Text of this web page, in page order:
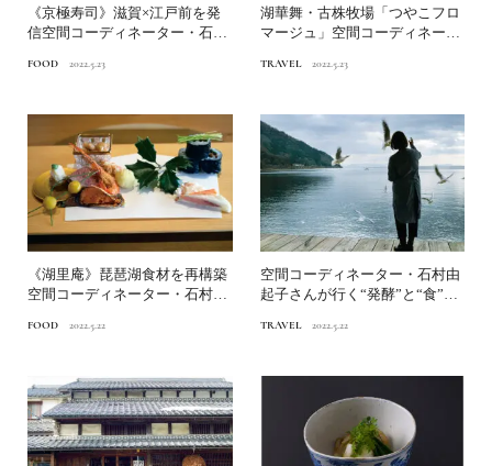
《京極寿司》滋賀×江戸前を発
信空間コーディネーター・石村
FOOD 2022.5.23
湖華舞・古株牧場「つやこフロ
マージュ」空間コーディネータ
TRAVEL 2022.5.23
《湖里庵》琵琶湖食材を再構築
空間コーディネーター・石村由
FOOD 2022.5.22
空間コーディネーター・石村由
起子さんが行く“発酵”と“食”で
TRAVEL 2022.5.22